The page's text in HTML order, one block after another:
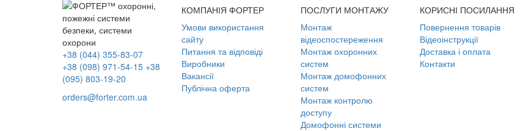
+38 (044) 355-83-07
+38 (098) 971-54-15 +38
(095) 803-19-20
orders@forter.com.ua
КОМПАНІЯ ФОРТЕР
Умови використання
сайту
Питання та відповіді
Виробники
Вакансії
Публічна оферта
ПОСЛУГИ МОНТАЖУ
Монтаж
відеоспостереження
Монтаж охоронних
систем
Монтаж домофонних
систем
Монтаж контролю
доступу
Домофонні системи
КОРИСНІ ПОСИЛАННЯ
Повернення товарів
Відеоінструкції
Доставка і оплата
Контакти